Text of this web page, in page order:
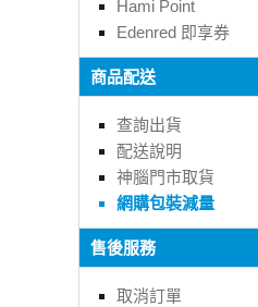
Hami Point
Edenred 即享券
商品配送
查詢出貨
配送說明
神腦門市取貨
網購包裝減量
售後服務
取消訂單